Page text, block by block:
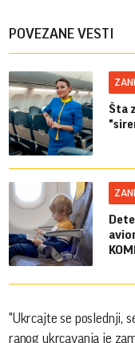
POVEZANE VESTI
Šta
"Ukrcajte se poslednji,
ranog ukrcavanja je